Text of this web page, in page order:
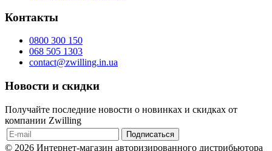
Контакты
0800 300 150
068 505 1303
contact@zwilling.in.ua
Новости и скидки
Получайте последние новости о новинках и скидках от
компании Zwilling
© 2026 Интернет-магазин авторизированного дистрибьютора